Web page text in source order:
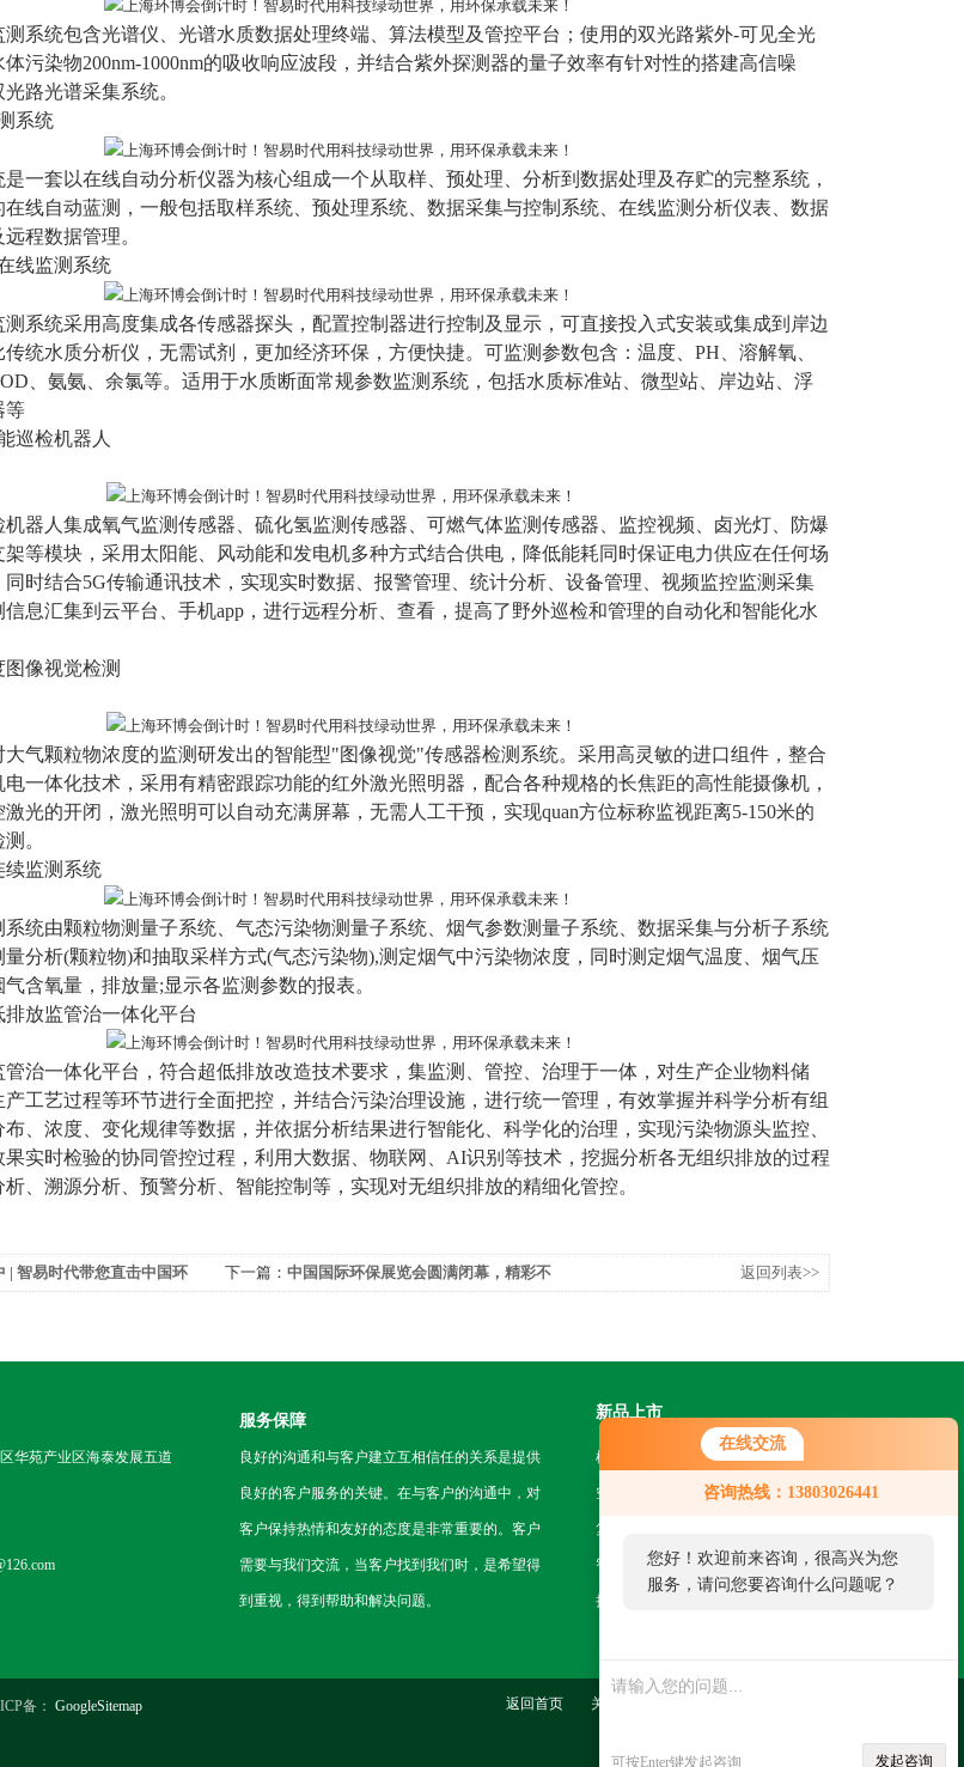
在线交流
咨询热线：13803026441
您好！欢迎前来咨询，很高兴为您
服务，请问您要咨询什么问题呢？
可按Enter键发起咨询 发起咨询
测系统包含光谱仪、光谱水质数据处理终端、算法模型及管控平台；使用的双光路紫外-可见全光
污染物200nm-1000nm的吸收响应波段，并结合紫外探测器的量子效率有针对性的搭建高信噪
路光谱采集系统。
系统
一套以在线自动分析仪器为核心组成一个从取样、预处理、分析到数据处理及存贮的完整系统，
在线自动蓝测，一般包括取样系统、预处理系统、数据采集与控制系统、在线监测分析仪表、数据
程数据管理。
线监测系统
系统采用高度集成各传感器探头，配置控制器进行控制及显示，可直接投入式安装或集成到岸边
统水质分析仪，无需试剂，更加经济环保，方便快捷。可监测参数包含：温度、PH、溶解氧、
、氨氨、余氯等。适用于水质断面常规参数监测系统，包括水质标准站、微型站、岸边站、浮
等
巡检机器人
机器人集成氧气监测传感器、硫化氢监测传感器、可燃气体监测传感器、监控视频、卤光灯、防爆
等模块，采用太阳能、风动能和发电机多种方式结合供电，降低能耗同时保证电力供应在任何场
同时结合5G传输通讯技术，实现实时数据、报警管理、统计分析、设备管理、视频监控监测采集
息汇集到云平台、手机app，进行远程分析、查看，提高了野外巡检和管理的自动化和智能化水
像视觉检测
气颗粒物浓度的监测研发出的智能型"图像视觉"传感器检测系统。采用高灵敏的进口组件，整合
一体化技术，采用有精密跟踪功能的红外激光照明器，配合各种规格的长焦距的高性能摄像机，
光的开闭，激光照明可以自动充满屏幕，无需人工干预，实现quan方位标称监视距离5-150米的
。
续监测系统
统由颗粒物测量子系统、气态污染物测量子系统、烟气参数测量子系统、数据采集与分析子系统
分析(颗粒物)和抽取采样方式(气态污染物),测定烟气中污染物浓度，同时测定烟气温度、烟气压
含氧量，排放量;显示各监测参数的报表。
放监管治一体化平台
治一体化平台，符合超低排放改造技术要求，集监测、管控、治理于一体，对生产企业物料储
工艺过程等环节进行全面把控，并结合污染治理设施，进行统一管理，有效掌握并科学分析有组
、浓度、变化规律等数据，并依据分析结果进行智能化、科学化的治理，实现污染物源头监控、
实时检验的协同管控过程，利用大数据、物联网、AI识别等技术，挖掘分析各无组织排放的过程
、溯源分析、预警分析、智能控制等，实现对无组织排放的精细化管控。
| 智易时代带您直击中国环
下一篇： 中国国际环保展览会圆满闭幕，精彩不
返回列表>>
华苑产业区海泰发展五道
服务保障
良好的沟通和与客户建立互相信任的关系是提供
良好的客户服务的关键。在与客户的沟通中，对
客户保持热情和友好的态度是非常重要的。客户
需要与我们交流，当客户找到我们时，是希望得
到重视，得到帮助和解决问题。
新品上市
机房挂轨机器人
空地一体智能巡检系统
复合型作业机器人
智能巡检无人机
挂轨式智能巡检机器人
备： GoogleSitemap 返回首页 关于我们